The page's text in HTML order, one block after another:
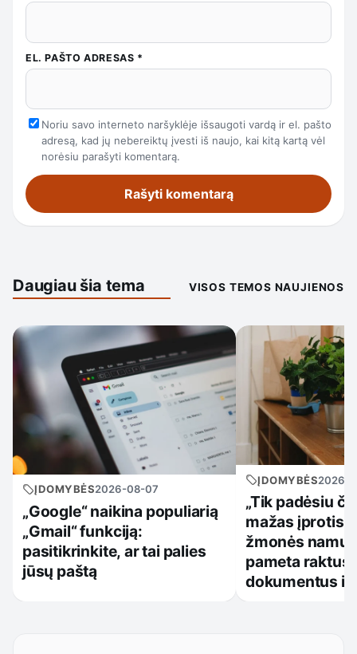
EL. PAŠTO ADRESAS *
Noriu savo interneto naršyklėje išsaugoti vardą ir el. pašto
adresą, kad jų nebereiktų įvesti iš naujo, kai kitą kartą vėl
norėsiu parašyti komentarą.
Daugiau šia tema VISOS TEMOS NAUJIENOS
ĮDOMYBĖS2026-08-07
„Google“ naikina populiarią
„Gmail“ funkciją:
pasitikrinkite, ar tai palies
jūsų paštą
ĮDOMYBĖS2026-
„Tik padėsiu
mažas įprotis,
žmonės
pameta raktus,
dokumentus ir